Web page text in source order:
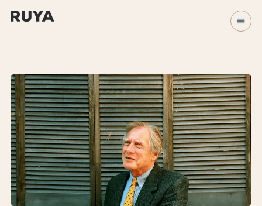
menu